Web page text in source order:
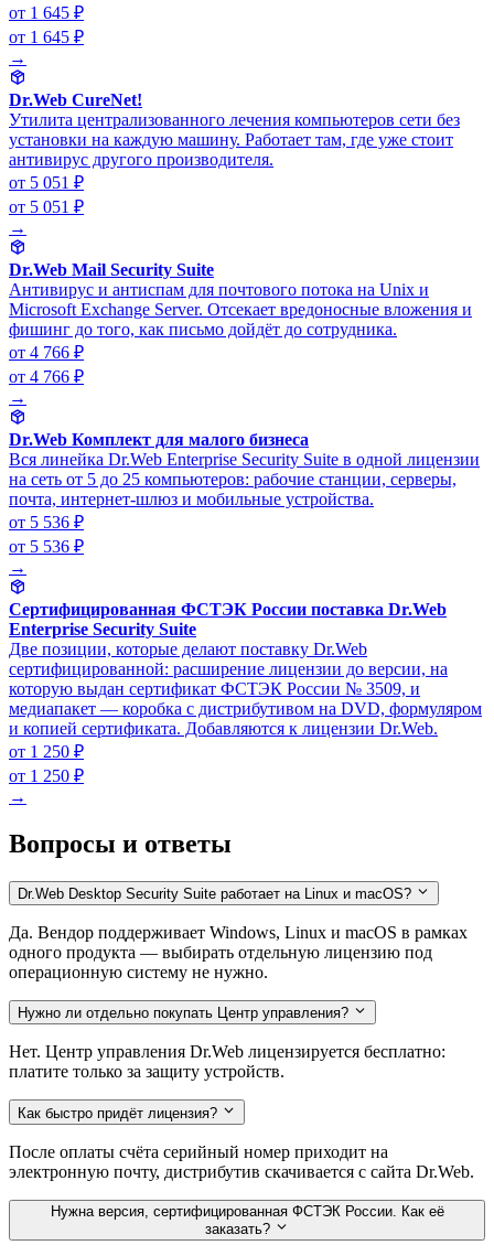
от 1 645 ₽
от 1 645 ₽
→
Dr.Web CureNet!
Утилита централизованного лечения компьютеров сети без
установки на каждую машину. Работает там, где уже стоит
антивирус другого производителя.
от 5 051 ₽
от 5 051 ₽
→
Dr.Web Mail Security Suite
Антивирус и антиспам для почтового потока на Unix и
Microsoft Exchange Server. Отсекает вредоносные вложения и
фишинг до того, как письмо дойдёт до сотрудника.
от 4 766 ₽
от 4 766 ₽
→
Dr.Web Комплект для малого бизнеса
Вся линейка Dr.Web Enterprise Security Suite в одной лицензии
на сеть от 5 до 25 компьютеров: рабочие станции, серверы,
почта, интернет-шлюз и мобильные устройства.
от 5 536 ₽
от 5 536 ₽
→
Сертифицированная ФСТЭК России поставка Dr.Web
Enterprise Security Suite
Две позиции, которые делают поставку Dr.Web
сертифицированной: расширение лицензии до версии, на
которую выдан сертификат ФСТЭК России № 3509, и
медиапакет — коробка с дистрибутивом на DVD, формуляром
и копией сертификата. Добавляются к лицензии Dr.Web.
от 1 250 ₽
от 1 250 ₽
→
Вопросы и ответы
Dr.Web Desktop Security Suite работает на Linux и macOS?
Да. Вендор поддерживает Windows, Linux и macOS в рамках
одного продукта — выбирать отдельную лицензию под
операционную систему не нужно.
Нужно ли отдельно покупать Центр управления?
Нет. Центр управления Dr.Web лицензируется бесплатно:
платите только за защиту устройств.
Как быстро придёт лицензия?
После оплаты счёта серийный номер приходит на
электронную почту, дистрибутив скачивается с сайта Dr.Web.
Нужна версия, сертифицированная ФСТЭК России. Как её
заказать?